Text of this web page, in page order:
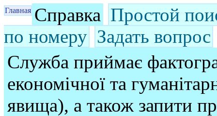
Главная Справка Простой
по номеру Задать вопрос
Служба приймає
економічної та
явища), а також запити